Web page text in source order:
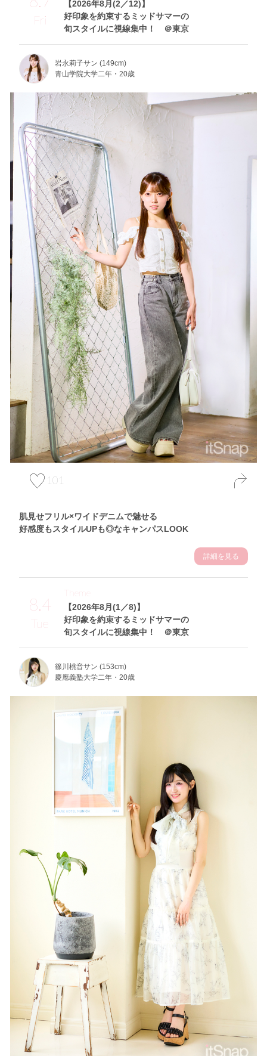
Fri
【2026年8月(2／12)】
好印象を約束するミッドサマーの
旬スタイルに視線集中！ ＠東京
岩永莉子サン (149cm)
青山学院大学二年・20歳
101
肌見せフリル×ワイドデニムで魅せる
好感度もスタイルUPも◎なキャンパスLOOK
詳細を見る
8.4
Tue
【2026年8月(1／8)】
好印象を約束するミッドサマーの
旬スタイルに視線集中！ ＠東京
Theme
篠川桃音サン (153cm)
慶應義塾大学二年・20歳